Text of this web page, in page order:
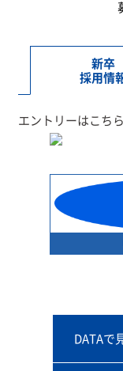
新卒
採用情
エントリーはこち
DATAで